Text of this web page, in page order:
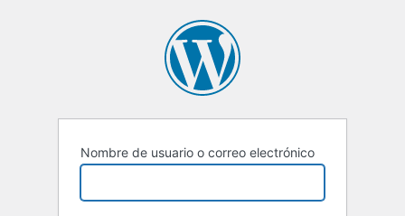
Nombre de usuario o correo electrónico